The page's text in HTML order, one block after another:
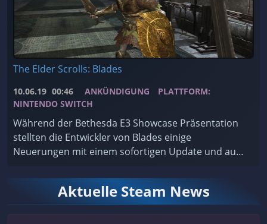
The Elder Scrolls: Blades
10.06.19 00:46 ANKÜNDIGUNG
PLATTFORM:
NINTENDO SWITCH
Während der Bethesda E3 Showcase Präsentation
stellten die Entwickler von Blades einige
Neuerungen mit einem sofortigen Update und auch
Aktuelle Steam News